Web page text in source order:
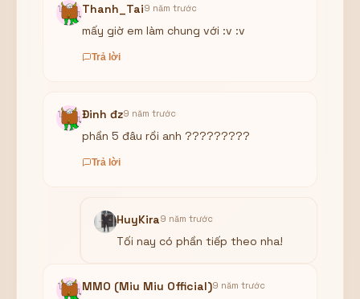
Thanh_Tai9 năm trước
mấy giờ em làm chung với :v :v
Trả lời
Đinh đz9 năm trước
phần 5 đâu rồi anh ?????????
Trả lời
HuyKira9 năm trước
Tối nay có phần tiếp theo nha!
MMO (Miu Miu Official)9 năm trước